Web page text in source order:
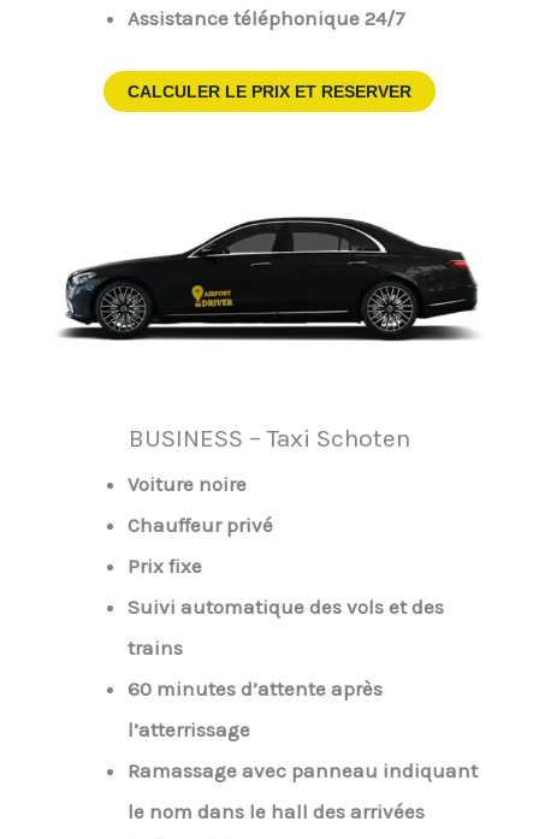
Assistance téléphonique 24/7
CALCULER LE PRIX ET RESERVER
BUSINESS – Taxi Schoten
Voiture noire
Chauffeur privé
Prix fixe
Suivi automatique des vols et des
trains
60 minutes d’attente après
l’atterrissage
Ramassage avec panneau indiquant
le nom dans le hall des arrivées